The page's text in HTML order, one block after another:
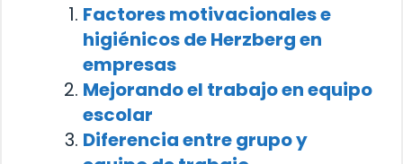
Factores motivacionales e
higiénicos de Herzberg en
empresas
Mejorando el trabajo en equipo
escolar
Diferencia entre grupo y